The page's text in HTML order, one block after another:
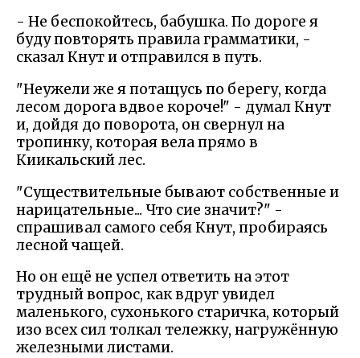
- Не беспокойтесь, бабушка. По дороге я
буду повторять правила грамматики, -
сказал Кнут и отправился в путь.
"Неужели же я потащусь по берегу, когда
лесом дорога вдвое короче!" - думал Кнут
и, дойдя до поворота, он свернул на
тропинку, которая вела прямо в
Киикальский лес.
"Существительные бывают собственные и
нарицательные... Что сие значит?" -
спрашивал самого себя Кнут, пробираясь
лесной чащей.
Но он ещё не успел ответить на этот
трудный вопрос, как вдруг увидел
маленького, сухонького старичка, который
изо всех сил толкал тележку, нагружённую
железными листами.